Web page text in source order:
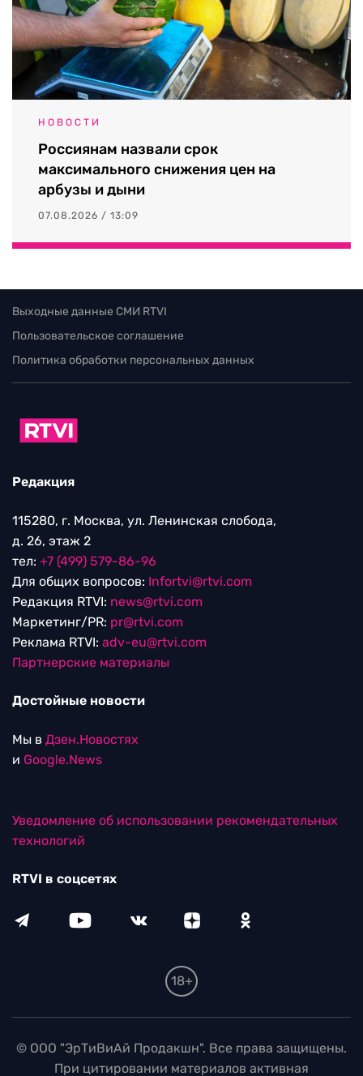
НОВОСТИ
Россиянам назвали срок
максимального снижения цен на
арбузы и дыни
07.08.2026 / 13:09
Выходные данные СМИ RTVI
Пользовательское соглашение
Политика обработки персональных данных
Редакция
115280, г. Москва, ул. Ленинская слобода,
д. 26, этаж 2
тел: +7 (499) 579-86-96
Для общих вопросов: Infortvi@rtvi.com
Редакция RTVI: news@rtvi.com
Маркетинг/PR: pr@rtvi.com
Реклама RTVI: adv-eu@rtvi.com
Партнерские материалы
Достойные новости
Мы в Дзен.Новостях
и Google.News
Уведомление об использовании рекомендательных
технологий
RTVI в соцсетях
18+
© ООО "ЭрТиВиАй Продакшн". Все права защищены.
При цитировании материалов активная